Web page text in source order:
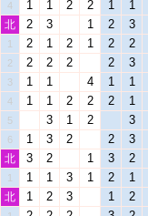
4 1 1 2 2 1 1
北 2 3 1 2 3
1 2 1 2 1 2 2
2 2 2 2 2 3
3 1 1 4 1 1
4 1 1 2 2 2 1
5 3 1 2 3
6 1 3 2 2 3
北 3 2 1 3 2
1 1 1 3 1 2 1
北 1 2 3 1 2